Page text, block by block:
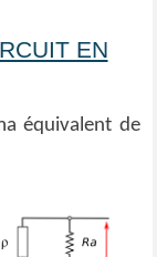
EN
équivalent de